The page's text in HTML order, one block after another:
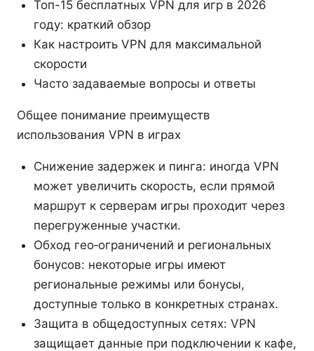
Топ-15 бесплатных VPN для игр в 2026
году: краткий обзор
Как настроить VPN для максимальной
скорости
Часто задаваемые вопросы и ответы
Общее понимание преимуществ
использования VPN в играх
Снижение задержек и пинга: иногда VPN
может увеличить скорость, если прямой
маршрут к серверам игры проходит через
перегруженные участки.
Обход гео‑ограничений и региональных
бонусов: некоторые игры имеют
региональные режимы или бонусы,
доступные только в конкретных странах.
Защита в общедоступных сетях: VPN
защищает данные при подключении к кафе,